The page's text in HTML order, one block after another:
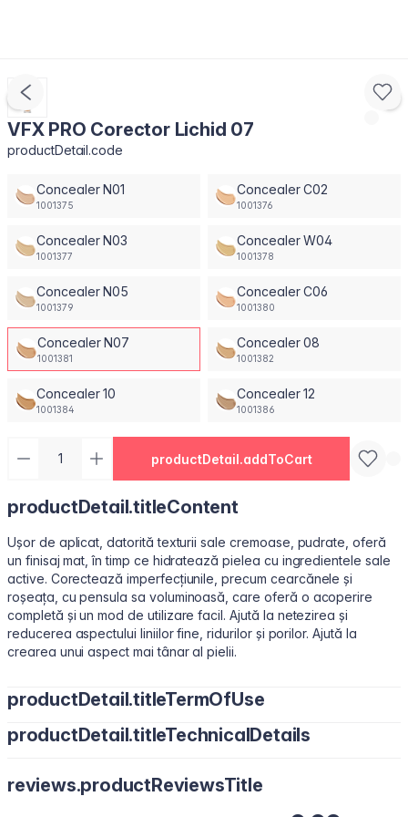
VFX PRO Corector Lichid 07
productDetail.code
Concealer N01
1001375
Concealer C02
1001376
Concealer N03
1001377
Concealer W04
1001378
Concealer N05
1001379
Concealer C06
1001380
Concealer N07
1001381
Concealer 08
1001382
Concealer 10
1001384
Concealer 12
1001386
productDetail.addToCart
productDetail.titleContent
Ușor de aplicat, datorită texturii sale cremoase, pudrate, oferă
un finisaj mat, în timp ce hidratează pielea cu ingredientele sale
active. Corectează imperfecțiunile, precum cearcănele și
roșeața, cu pensula sa voluminoasă, care oferă o acoperire
completă și un mod de utilizare facil. Ajută la netezirea și
reducerea aspectului liniilor fine, ridurilor și porilor. Ajută la
crearea unui aspect mai tânar al pielii.
productDetail.titleTermOfUse
Aplicați puncte mici sub ochi sau pe zonele necesare cu vârful
productDetail.titleTechnicalDetails
Glycol, Peg-10 Dimethicone, Dimethicone, Polymethyl
reviews.productReviewsTitle